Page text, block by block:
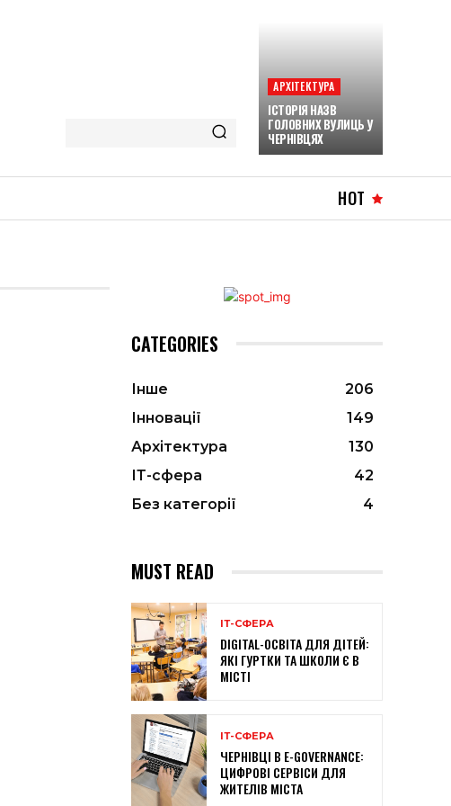
АРХІТЕКТУРА
ІСТОРІЯ НАЗВ
ГОЛОВНИХ ВУЛИЦЬ У
ЧЕРНІВЦЯХ
HOT
CATEGORIES
Інше
206
Інновації
149
Архітектура
130
ІТ-сфера
42
Без категорії
4
MUST READ
ІТ-СФЕРА
DIGITAL-ОСВІТА ДЛЯ ДІТЕЙ:
ЯКІ ГУРТКИ ТА ШКОЛИ Є В
МІСТІ
ІТ-СФЕРА
ЧЕРНІВЦІ В E-GOVERNANCE:
ЦИФРОВІ СЕРВІСИ ДЛЯ
ЖИТЕЛІВ МІСТА